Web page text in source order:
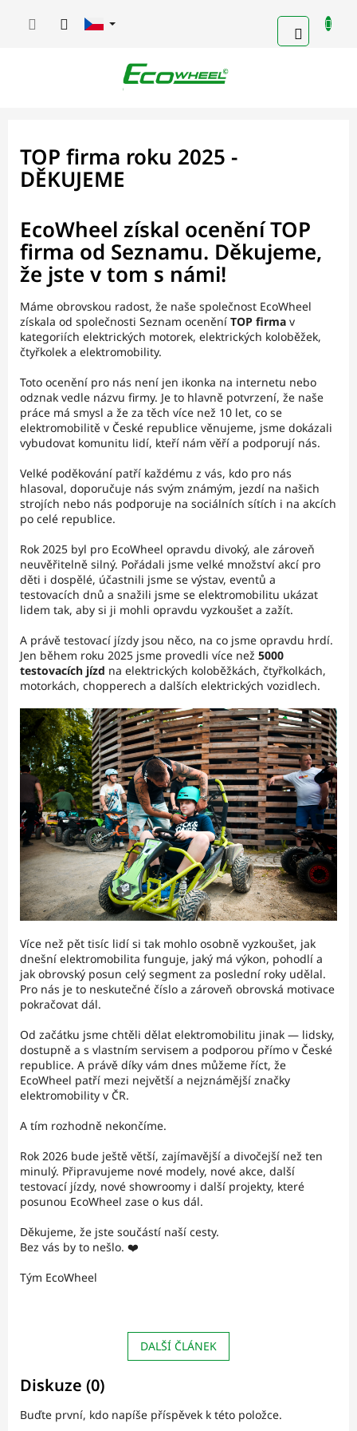
KOŠÍK
TOP firma roku 2025 -
DĚKUJEME
EcoWheel získal ocenění TOP
firma od Seznamu. Děkujeme,
že jste v tom s námi!
Máme obrovskou radost, že naše společnost EcoWheel
získala od společnosti Seznam ocenění TOP firma v
kategoriích elektrických motorek, elektrických koloběžek,
čtyřkolek a elektromobility.
Toto ocenění pro nás není jen ikonka na internetu nebo
odznak vedle názvu firmy. Je to hlavně potvrzení, že naše
práce má smysl a že za těch více než 10 let, co se
elektromobilitě v České republice věnujeme, jsme dokázali
vybudovat komunitu lidí, kteří nám věří a podporují nás.
Velké poděkování patří každému z vás, kdo pro nás
hlasoval, doporučuje nás svým známým, jezdí na našich
strojích nebo nás podporuje na sociálních sítích i na akcích
po celé republice.
Rok 2025 byl pro EcoWheel opravdu divoký, ale zároveň
neuvěřitelně silný. Pořádali jsme velké množství akcí pro
děti i dospělé, účastnili jsme se výstav, eventů a
testovacích dnů a snažili jsme se elektromobilitu ukázat
lidem tak, aby si ji mohli opravdu vyzkoušet a zažít.
A právě testovací jízdy jsou něco, na co jsme opravdu hrdí.
Jen během roku 2025 jsme provedli více než 5000
testovacích jízd na elektrických koloběžkách, čtyřkolkách,
motorkách, chopperech a dalších elektrických vozidlech.
Více než pět tisíc lidí si tak mohlo osobně vyzkoušet, jak
dnešní elektromobilita funguje, jaký má výkon, pohodlí a
jak obrovský posun celý segment za poslední roky udělal.
Pro nás je to neskutečné číslo a zároveň obrovská motivace
pokračovat dál.
Od začátku jsme chtěli dělat elektromobilitu jinak — lidsky,
dostupně a s vlastním servisem a podporou přímo v České
republice. A právě díky vám dnes můžeme říct, že
EcoWheel patří mezi největší a nejznámější značky
elektromobility v ČR.
A tím rozhodně nekončíme.
Rok 2026 bude ještě větší, zajímavější a divočejší než ten
minulý. Připravujeme nové modely, nové akce, další
testovací jízdy, nové showroomy i další projekty, které
posunou EcoWheel zase o kus dál.
Děkujeme, že jste součástí naší cesty.
Bez vás by to nešlo. ❤️
Tým EcoWheel
DALŠÍ ČLÁNEK
Diskuze (0)
Buďte první, kdo napíše příspěvek k této položce.